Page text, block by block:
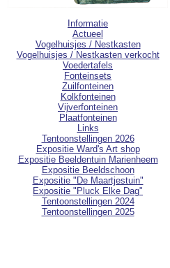
Informatie
Actueel
Vogelhuisjes / Nestkasten
Vogelhuisjes / Nestkasten verkocht
Voedertafels
Fonteinsets
Zuilfonteinen
Kolkfonteinen
Vijverfonteinen
Plaatfonteinen
Links
Tentoonstellingen 2026
Expositie Ward's Art shop
Expositie Beeldentuin Marienheem
Expositie Beeldschoon
Expositie "De Maartjestuin"
Expositie "Pluck Elke Dag"
Tentoonstellingen 2024
Tentoonstellingen 2025